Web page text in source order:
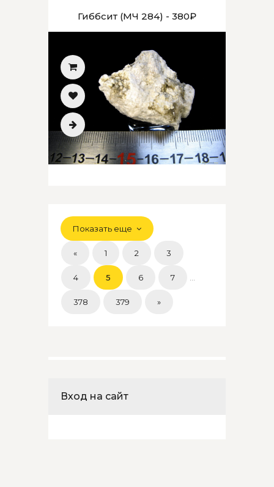
Гиббсит (МЧ 284) - 380₽
Показать еще
« 1 2 3
4 5 6 7
378 379 »
Вход на сайт